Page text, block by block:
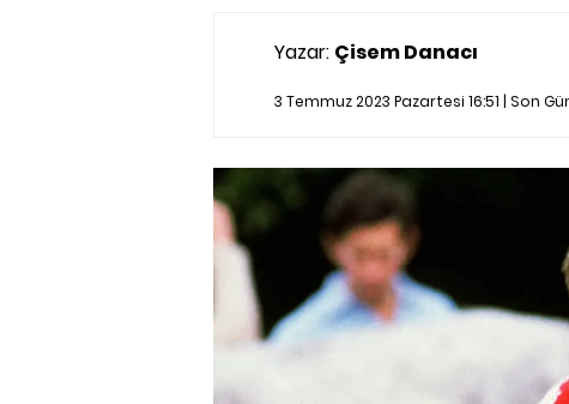
Yazar: Çisem Danacı
3 Temmuz 2023 Pazartesi 16:51 | Son